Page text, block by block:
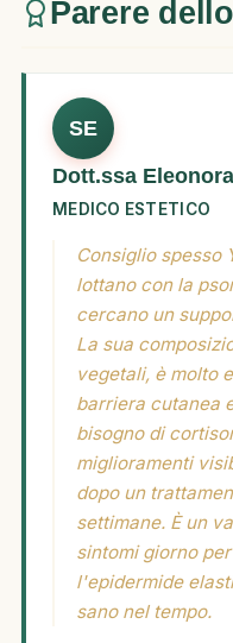
Parere
SE
Dott.ssa
MEDICO ESTETICO
Consiglio spesso
lottano con la
cercano un
La sua
vegetali, è molto
barriera cutanea
bisogno di
miglioramenti
dopo un
settimane. È un
sintomi giorno
l'epidermide
sano nel tempo.